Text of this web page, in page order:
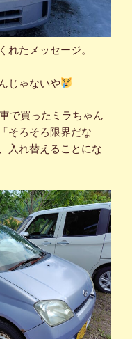
れたメッセージ。
じゃないや
で買ったミラちゃん
そろそろ限界だな
入れ替えることにな